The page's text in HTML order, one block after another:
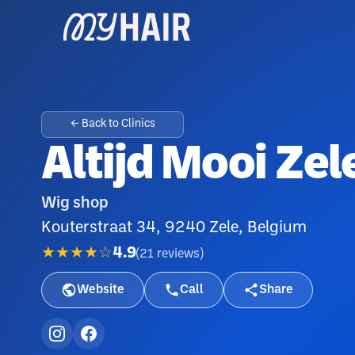
← Back to Clinics
Altijd Mooi
Wig shop
Kouterstraat 34, 9240 Zele, Belgium
★★★★☆4.9(21 reviews )
Website Call Share